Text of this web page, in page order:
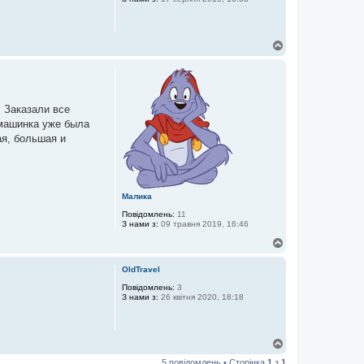
Малика
Повідомлень: 11
З нами з: 09 травня 2019, 16:46
все
уже была
большая и
OldTravel
Повідомлень: 3
З нами з: 26 квітня 2020, 18:18